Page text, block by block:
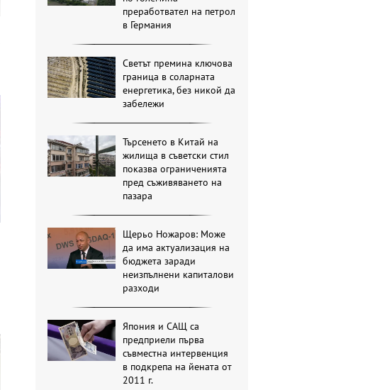
преработвател на петрол
в Германия
Светът премина ключова
граница в соларната
енергетика, без никой да
забележи
Търсенето в Китай на
жилища в съветски стил
показва ограниченията
пред съживяването на
пазара
Щерьо Ножаров: Може
да има актуализация на
бюджета заради
неизпълнени капиталови
разходи
Япония и САЩ са
предприели първа
съвместна интервенция
в подкрепа на йената от
2011 г.